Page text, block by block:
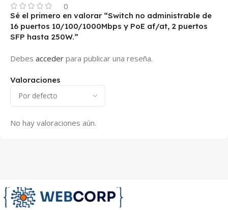
0
Valoraciones
No hay valoraciones aún.
Sé el primero en valorar “Switch no administrable de
16 puertos 10/100/1000Mbps y PoE af/at, 2 puertos
SFP hasta 250W.”
Debes acceder para publicar una reseña.